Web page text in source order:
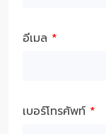
อีเมล *
เบอร์โทรศัพท์ *